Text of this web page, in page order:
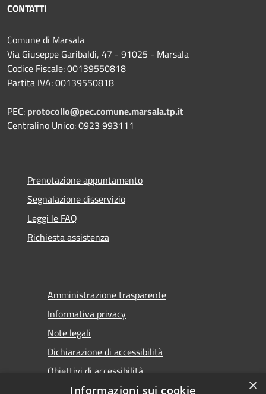
CONTATTI
Comune di Marsala
Via Giuseppe Garibaldi, 47 - 91025 - Marsala
Codice Fiscale: 00139550818
Partita IVA: 00139550818
PEC: protocollo@pec.comune.marsala.tp.it
Centralino Unico: 0923 993111
Prenotazione appuntamento
Segnalazione disservizio
Leggi le FAQ
Richiesta assistenza
Amministrazione trasparente
Informativa privacy
Note legali
Dichiarazione di accessibilità
Obiettivi di accessibilità
×
Informazioni sui cookie